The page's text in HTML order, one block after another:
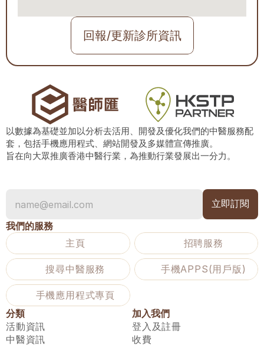
回報/更新診所資訊
以數據為基礎並加以分析去活用、開發及優化我們的中醫服務配
套，包括手機應用程式、網站開發及多媒體宣傳推廣。
旨在向大眾推廣香港中醫行業，為推動行業發展出一分力。
我們的服務
主頁
招聘服務
搜尋中醫服務 手機APPS(用戶版)
手機應用程式專頁
分類
活動資訊
中醫資訊
加入我們
登入及註冊
收費